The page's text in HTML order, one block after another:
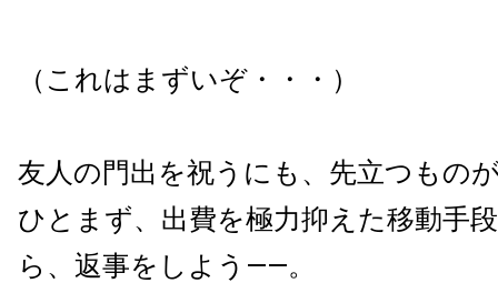
（これはまずいぞ・・・）
友人の門出を祝うにも、先立つもの
ひとまず、出費を極力抑えた移動手
ら、返事をしよう——。